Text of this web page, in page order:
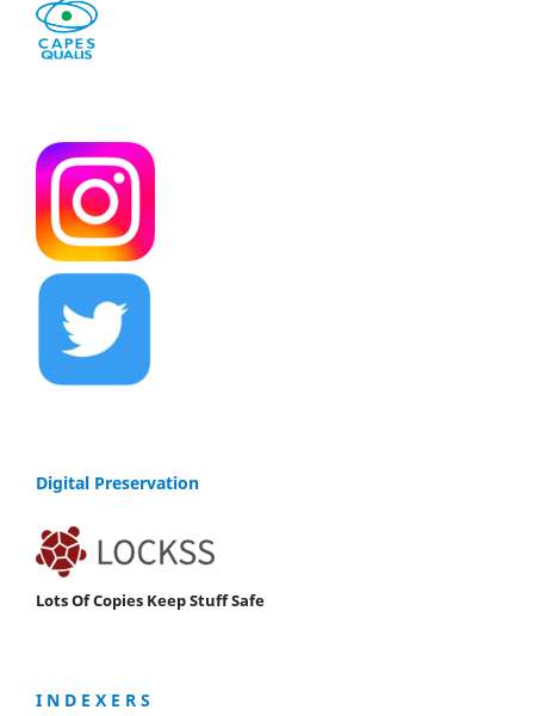
Digital Preservation
Lots Of Copies Keep Stuff Safe
I N D E X E R S